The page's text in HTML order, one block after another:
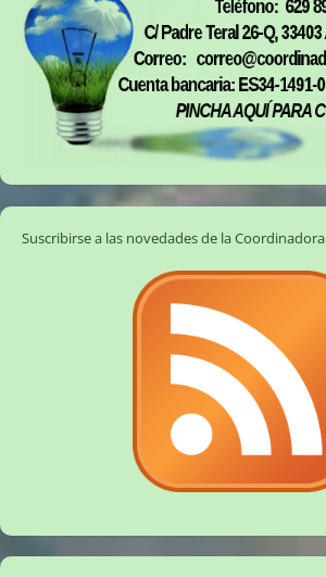
Suscribirse a las novedades de la Coordinadora